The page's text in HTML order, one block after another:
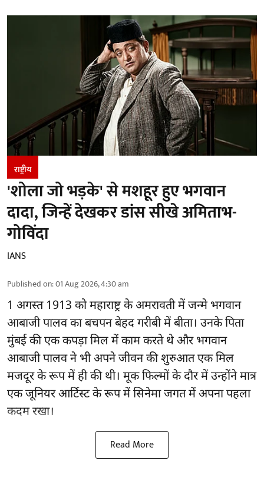
राष्ट्रीय
'शोला जो भड़के' से मशहूर हुए भगवान
दादा, जिन्हें देखकर डांस सीखे अमिताभ-
गोविंदा
IANS
Published on:01 Aug 2026, 4:30 am
1 अगस्त 1913 को महाराष्ट्र के अमरावती में जन्मे भगवान
आबाजी पालव का बचपन बेहद गरीबी में बीता। उनके पिता
मुंबई की एक कपड़ा मिल में काम करते थे और भगवान
आबाजी पालव ने भी अपने जीवन की शुरुआत एक मिल
मजदूर के रूप में ही की थी। मूक फिल्मों के दौर में उन्होंने मात्र
एक जूनियर आर्टिस्ट के रूप में सिनेमा जगत में अपना पहला
कदम रखा।
Read More